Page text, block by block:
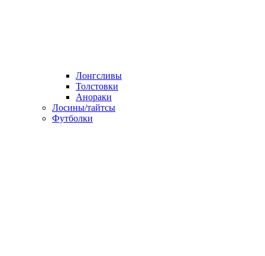
Лонгсливы
Толстовки
Анораки
Лосины/тайтсы
Футболки